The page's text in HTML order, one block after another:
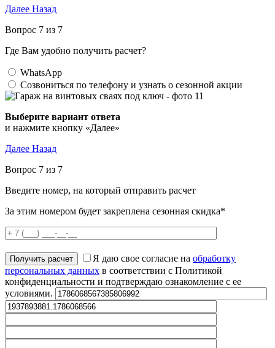
Далее Назад
Вопрос 7 из 7
Где Вам удобно получить расчет?
WhatsApp
Созвониться по телефону и узнать о сезонной акции
Выберите вариант ответа
и нажмите кнопку «Далее»
Далее Назад
Вопрос 7 из 7
Введите номер, на который отправить расчет
За этим номером будет закреплена сезонная скидка*
Я даю свое согласие на обработку
персональных данных в соответствии с Политикой
конфиденциальности и подтверждаю ознакомление с ее
условиями.